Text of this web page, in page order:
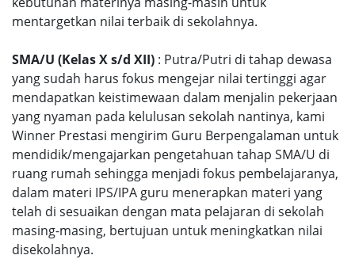
mentargetkan nilai terbaik di sekolahnya.
SMA/U (Kelas X s/d XII) : Putra/Putri di tahap dewasa
yang sudah harus fokus mengejar nilai tertinggi agar
mendapatkan keistimewaan dalam menjalin pekerjaan
yang nyaman pada kelulusan sekolah nantinya, kami
Winner Prestasi mengirim Guru Berpengalaman untuk
mendidik/mengajarkan pengetahuan tahap SMA/U di
ruang rumah sehingga menjadi fokus pembelajaranya,
dalam materi IPS/IPA guru menerapkan materi yang
telah di sesuaikan dengan mata pelajaran di sekolah
masing-masing, bertujuan untuk meningkatkan nilai
disekolahnya.